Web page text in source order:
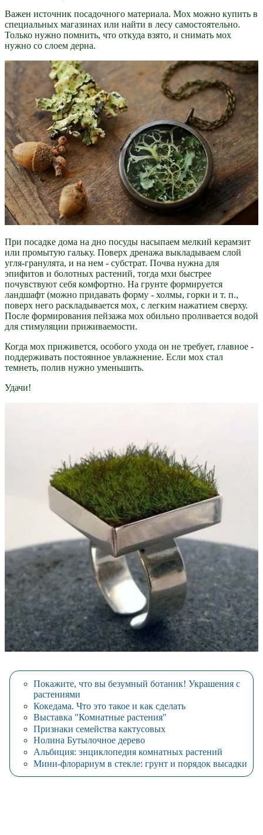
Важен источник посадочного материала. Мох можно купить в
специальных магазинах или найти в лесу самостоятельно.
Только нужно помнить, что откуда взято, и снимать мох
нужно со слоем дерна.
При посадке дома на дно посуды насыпаем мелкий керамзит
или промытую гальку. Поверх дренажа выкладываем слой
угля-гранулята, и на нем - субстрат. Почва нужна для
эпифитов и болотных растений, тогда мхи быстрее
почувствуют себя комфортно. На грунте формируется
ландшафт (можно придавать форму - холмы, горки и т. п.,
поверх него раскладывается мох, с легким нажатием сверху.
После формирования пейзажа мох обильно проливается водой
для стимуляции приживаемости.
Когда мох приживется, особого ухода он не требует, главное -
поддерживать постоянное увлажнение. Если мох стал
темнеть, полив нужно уменьшить.
Удачи!
Покажите, что вы безумный ботаник! Украшения с
растениями
Кокедама. Что это такое и как сделать
Выставка "Комнатные растения"
Признаки семейства кактусовых
Нолина Бутылочное дерево
Альбиция: энциклопедия комнатных растений
Мини-флорариум в стекле: грунт и порядок высадки